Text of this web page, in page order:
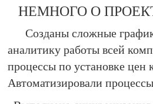
НЕМНОГО О
Созданы сложные
аналитику работы всей
процессы по установке цен
Автоматизировали